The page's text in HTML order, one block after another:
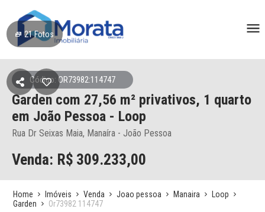
21Fotos
Código: OR73982:114747
Garden com 27,56 m² privativos, 1 quarto
em João Pessoa - Loop
Rua Dr Seixas Maia, Manaíra - João Pessoa
Venda: R$ 309.233,00
Home Imóveis Venda Joao pessoa Manaira
Loop
Garden
Or73982 114747